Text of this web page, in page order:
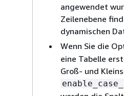
angewendet
Zeilenebene
dynamischen
Wenn Sie die
eine Tabelle
Groß- und